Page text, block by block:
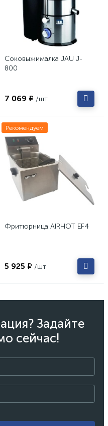
Соковыжималка JAU J-
800
7 069 ₽ /шт
Рекомендуем
Фритюрница AIRHOT EF4
5 925 ₽ /шт
Задайте
сейчас!